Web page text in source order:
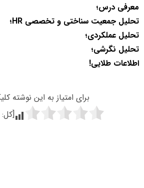
معرفی درس؛
تحلیل جمعیت سناختی و تخصصی HR؛
تحلیل عملکردی؛
تحلیل نگرشی؛
اطلاعات طلایی!
برای امتیاز به این نوشته
[کل: